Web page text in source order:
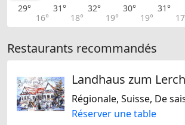
29°
16°
31°
18°
32°
19°
30°
19°
31°
Restaurants recommandés
Régionale, Suisse, De
Réserver une table